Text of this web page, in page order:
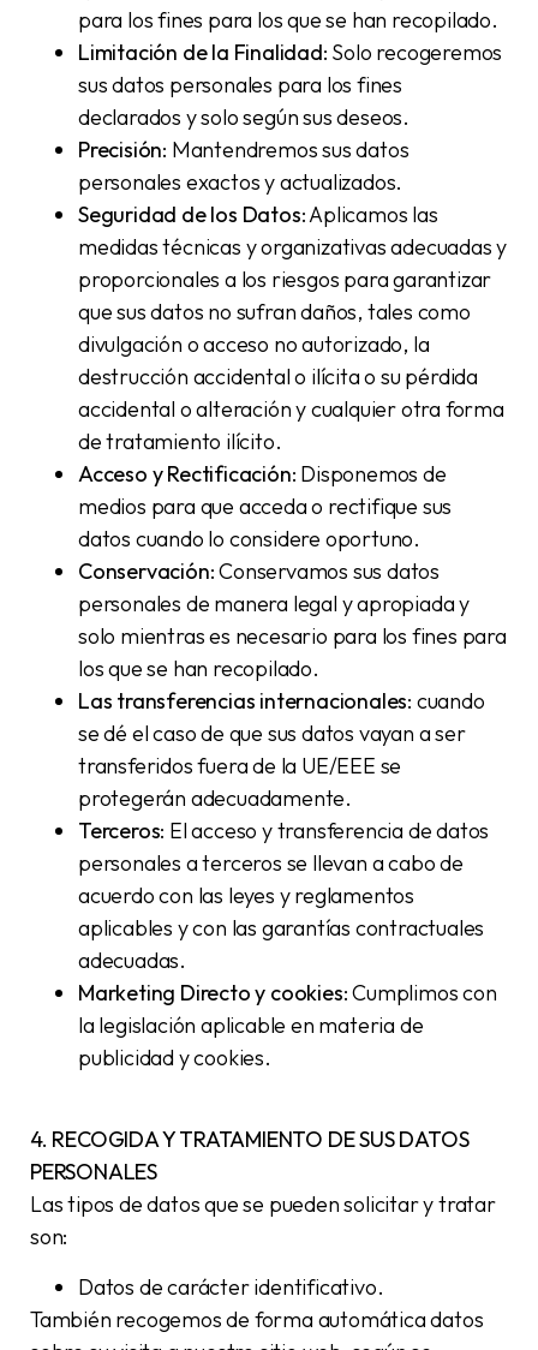
para los fines para los que se han recopilado.
Limitación de la Finalidad: Solo recogeremos
sus datos personales para los fines
declarados y solo según sus deseos.
Precisión: Mantendremos sus datos
personales exactos y actualizados.
Seguridad de los Datos: Aplicamos las
medidas técnicas y organizativas adecuadas y
proporcionales a los riesgos para garantizar
que sus datos no sufran daños, tales como
divulgación o acceso no autorizado, la
destrucción accidental o ilícita o su pérdida
accidental o alteración y cualquier otra forma
de tratamiento ilícito.
Acceso y Rectificación: Disponemos de
medios para que acceda o rectifique sus
datos cuando lo considere oportuno.
Conservación: Conservamos sus datos
personales de manera legal y apropiada y
solo mientras es necesario para los fines para
los que se han recopilado.
Las transferencias internacionales: cuando
se dé el caso de que sus datos vayan a ser
transferidos fuera de la UE/EEE se
protegerán adecuadamente.
Terceros: El acceso y transferencia de datos
personales a terceros se llevan a cabo de
acuerdo con las leyes y reglamentos
aplicables y con las garantías contractuales
adecuadas.
Marketing Directo y cookies: Cumplimos con
la legislación aplicable en materia de
publicidad y cookies.
4. RECOGIDA Y TRATAMIENTO DE SUS DATOS
PERSONALES
Las tipos de datos que se pueden solicitar y tratar
son:
Datos de carácter identificativo.
También recogemos de forma automática datos